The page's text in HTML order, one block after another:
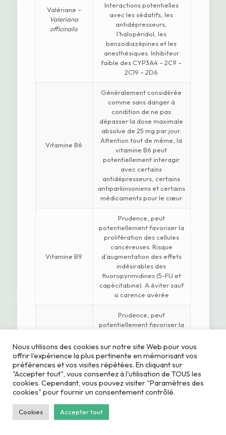
Valériane –
Valeriana
officinalis
Interactions potentielles
avec les sédatifs, les
antidépresseurs,
l’halopéridol, les
benzodiazépines et les
anesthésiques. Inhibiteur
faible des CYP3A4 – 2C9 –
2C19 – 2D6
Vitamine B6
Généralement considérée
comme sans danger à
condition de ne pas
dépasser la dose maximale
absolue de 25 mg par jour.
Attention tout de même, la
vitamine B6 peut
potentiellement interagir
avec certains
antidépresseurs, certains
antiparkinsoniens et certains
médicaments pour le cœur
Vitamine B9
Prudence, peut
potentiellement favoriser la
prolifération des cellules
cancéreuses. Risque
d’augmentation des effets
indésirables des
fluoropyrimidines (5-FU et
capécitabine). A éviter sauf
si carence avérée
Prudence, peut
potentiellement favoriser la
cancéreuses. A éviter sauf si
carence avérée
Prudence, effets
antioxydants pouvant
réduire l’efficacité de
avérée ou avis médical
Nous utilisons des cookies sur notre site Web pour vous
offrir l'expérience la plus pertinente en mémorisant vos
préférences et vos visites répétées. En cliquant sur
"Accepter tout", vous consentez à l'utilisation de TOUS les
cookies. Cependant, vous pouvez visiter "Paramètres des
cookies" pour fournir un consentement contrôlé.
Cookies Accepter tout